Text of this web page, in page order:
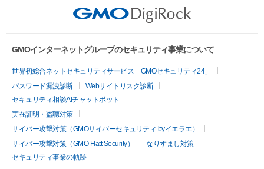
GMOインターネットグループのセキュリティ事業について
世界初総合ネットセキュリティサービス「GMOセキュリティ24」
パスワード漏洩診断
Webサイトリスク診断
セキュリティ相談AIチャットボット
実在証明・盗聴対策
サイバー攻撃対策（GMOサイバーセキュリティ byイエラエ）
サイバー攻撃対策（GMO Flatt Security）
なりすまし対策
セキュリティ事業の軌跡